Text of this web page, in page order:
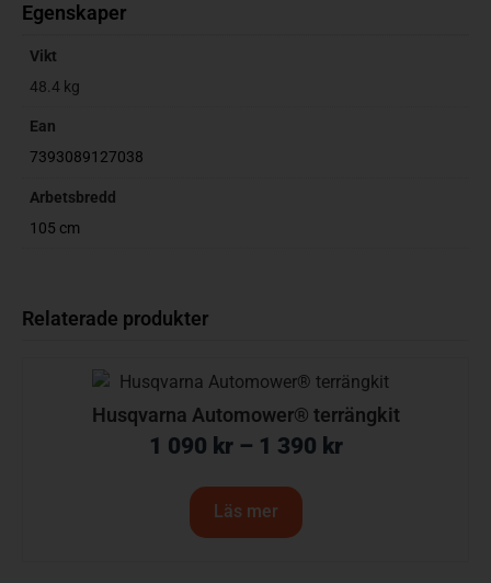
Egenskaper
Vikt
48.4 kg
Ean
7393089127038
Arbetsbredd
105 cm
Relaterade produkter
Husqvarna Automower® terrängkit
1 090 kr – 1 390 kr
Läs mer